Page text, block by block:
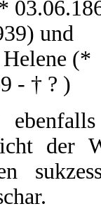
und
(*
- † ? )
der